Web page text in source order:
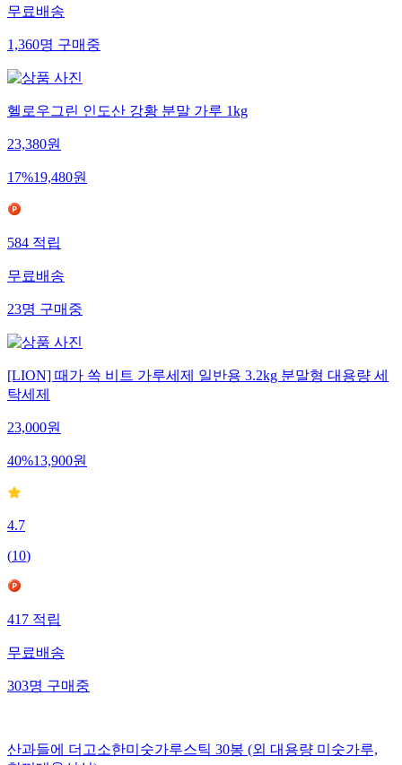
무료배송
1,360명구매중
헬로우그린 인도산 강황 분말 가루 1kg
23,380원
17%19,480원
584적립
무료배송
23명구매중
[LION] 때가 쏙 비트 가루세제 일반용 3.2kg 분말형 대용량 세
탁세제
23,000원
40%13,900원
4.7
(10)
417적립
무료배송
303명구매중
산과들에 더고소한미숫가루스틱 30봉 (외 대용량 미숫가루,